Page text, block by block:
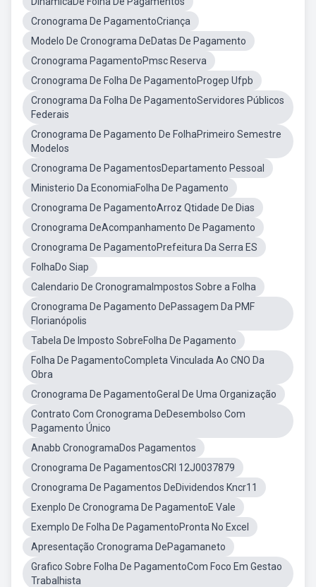
Cronograma De PagamentoCriança
Modelo De Cronograma DeDatas De Pagamento
Cronograma PagamentoPmsc Reserva
Cronograma De Folha De PagamentoProgep Ufpb
Cronograma Da Folha De PagamentoServidores Públicos
Federais
Cronograma De Pagamento De FolhaPrimeiro Semestre
Modelos
Cronograma De PagamentosDepartamento Pessoal
Ministerio Da EconomiaFolha De Pagamento
Cronograma De PagamentoArroz Qtidade De Dias
Cronograma DeAcompanhamento De Pagamento
Cronograma De PagamentoPrefeitura Da Serra ES
FolhaDo Siap
Calendario De CronogramaImpostos Sobre a Folha
Cronograma De Pagamento DePassagem Da PMF
Florianópolis
Tabela De Imposto SobreFolha De Pagamento
Folha De PagamentoCompleta Vinculada Ao CNO Da
Obra
Cronograma De PagamentoGeral De Uma Organização
Contrato Com Cronograma DeDesembolso Com
Pagamento Único
Anabb CronogramaDos Pagamentos
Cronograma De PagamentosCRI 12J0037879
Cronograma De Pagamentos DeDividendos Kncr11
Exenplo De Cronograma De PagamentoE Vale
Exemplo De Folha De PagamentoPronta No Excel
Apresentação Cronograma DePagamaneto
Grafico Sobre Folha De PagamentoCom Foco Em Gestao
Trabalhista